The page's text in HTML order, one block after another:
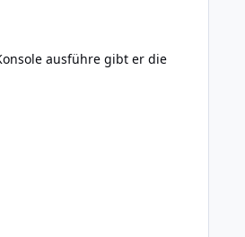
ausführe gibt er die